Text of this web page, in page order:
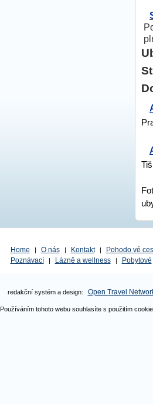
Home | O nás | Kontakt | Pohodo vé
Poznávací
| Lázně a wellness | Pobytové
redakční systém a design: Open Travel
Používáním tohoto webu souhlasíte s použitím